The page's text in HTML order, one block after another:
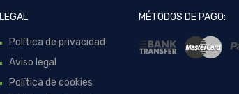
LEGAL
Política de privacidad
Aviso legal
Política de cookies
MÉTODOS DE PAGO: